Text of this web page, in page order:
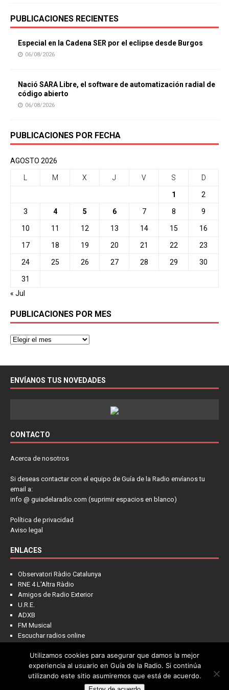
PUBLICACIONES RECIENTES
Especial en la Cadena SER por el eclipse desde Burgos
06/08/2026
Nació SARA Libre, el software de automatización radial de
código abierto
06/08/2026
PUBLICACIONES POR FECHA
AGOSTO 2026
M X J V S D
1 2
3 4 5 6 7 8 9
10 11 12 13 14 15 16
17 18 19 20 21 22 23
24 25 26 27 28 29 30
31
« Jul
PUBLICACIONES POR MES
ENVÍANOS TUS NOVEDADES
CONTACTO
Acerca de nosotros
Si deseas contactar con el equipo de Guía de la Radio envíanos tu
email a:
info @ guiadelaradio.com (suprimir espacios en blanco)
Política de privacidad
Aviso legal
ENLACES
Observatori Ràdio Catalunya
RNE 4 L'Altra Ràdio
Amigos de Radio Exterior
U.R.E.
ADXB
FM Musical
Escuchar radios online
Utilizamos cookies para asegurar que damos la mejor
experiencia al usuario en Guía de la Radio. Si continúa
utilizando este sitio asumiremos que está de acuerdo.